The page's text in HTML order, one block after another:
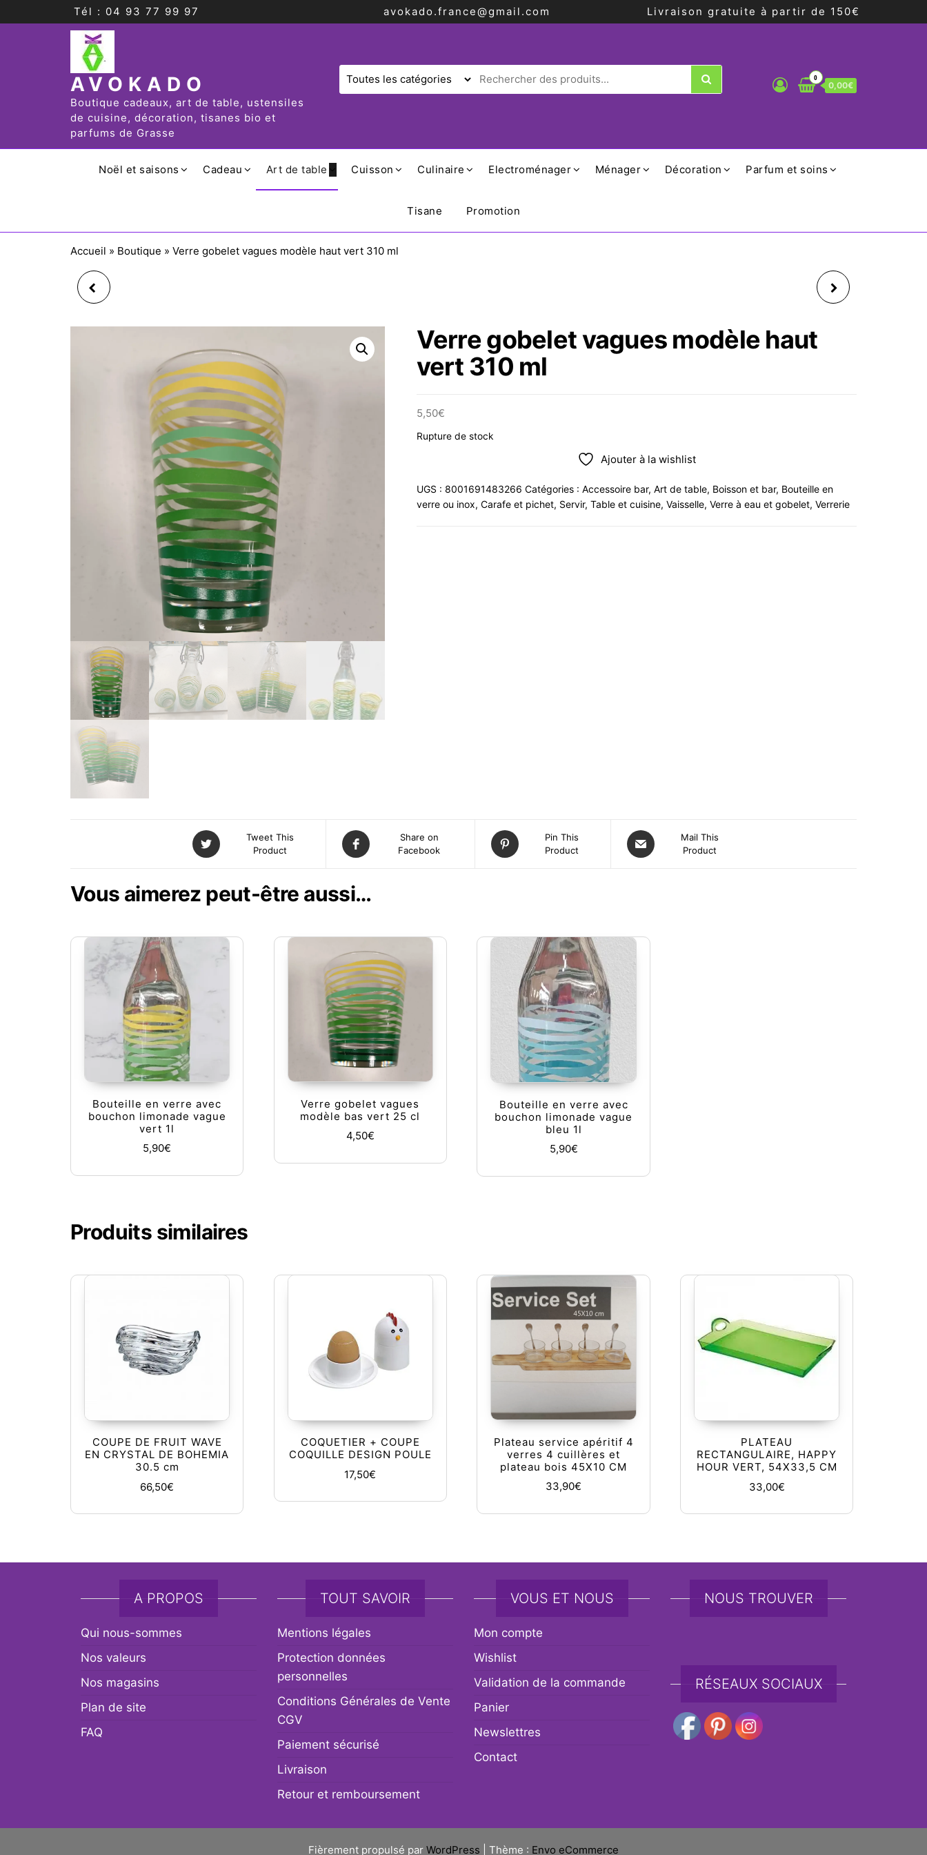
Tél : 04 93 77 99 97 avokado.france@gmail.com Livraison gratuite à partir de 150€
AVOKADO
Boutique cadeaux, art de table, ustensiles
de cuisine, décoration, tisanes bio et
parfums de Grasse
0
0,00€
Noël et saisons Cadeau Art de table Cuisson Culinaire Electroménager Ménager Décoration Parfum et soins
Tisane Promotion
Accueil » Boutique » Verre gobelet vagues modèle haut vert 310 ml
VERT 25 CL
Verre gobelet vagues modèle haut
vert 310 ml
5,50€
Rupture de stock
Ajouter à la wishlist
UGS : 8001691483266 Catégories : Accessoire bar, Art de table, Boisson et bar, Bouteille en
verre ou inox, Carafe et pichet, Servir, Table et cuisine, Vaisselle, Verre à eau et gobelet, Verrerie
Tweet This
Product
Share on
Facebook
Pin This
Product
Mail This
Product
Vous aimerez peut-être aussi…
Bouteille en verre avec
bouchon limonade vague
vert 1l
5,90€
Verre gobelet vagues
modèle bas vert 25 cl
4,50€
Bouteille en verre avec
bouchon limonade vague
bleu 1l
5,90€
Produits similaires
COUPE DE FRUIT WAVE
EN CRYSTAL DE BOHEMIA
30.5 cm
66,50€
COQUETIER + COUPE
COQUILLE DESIGN POULE
17,50€
Plateau service apéritif 4
verres 4 cuillères et
plateau bois 45X10 CM
33,90€
PLATEAU
RECTANGULAIRE, HAPPY
HOUR VERT, 54X33,5 CM
33,00€
A PROPOS
Qui nous-sommes
Nos valeurs
Nos magasins
Plan de site
FAQ
TOUT SAVOIR
Mentions légales
Protection données
personnelles
Conditions Générales de Vente
CGV
Paiement sécurisé
Livraison
Retour et remboursement
VOUS ET NOUS
Mon compte
Wishlist
Validation de la commande
Panier
Newslettres
Contact
NOUS TROUVER
RÉSEAUX SOCIAUX
Fièrement propulsé par WordPress Thème : Envo eCommerce